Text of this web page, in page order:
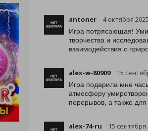
antoner 4 октября
Игра потрясающая!
творчества и
взаимодействия с
alex-w-80909 15
Игра подарила мне
атмосферу
перерывов, а также
alex-74-ru 15 сентября